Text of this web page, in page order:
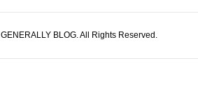
BLOG. All Rights Reserved.